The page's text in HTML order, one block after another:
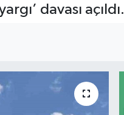
davası açıldı.